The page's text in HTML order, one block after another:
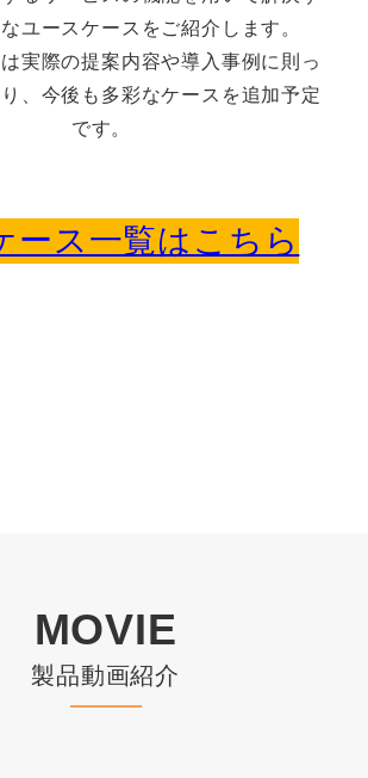
ユースケースをご紹介します。
実際の提案内容や導入事例に則っ
、今後も多彩なケースを追加予定
です。
ース一覧はこちら
MOVIE
製品動画紹介